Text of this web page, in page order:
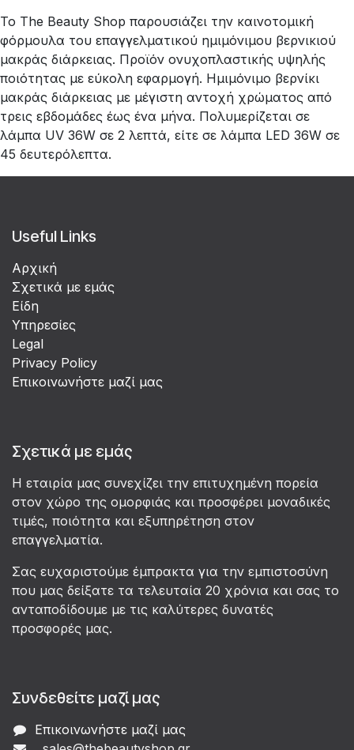
Το The Beauty Shop παρουσιάζει την καινοτομική
φόρμουλα του επαγγελματικού ημιμόνιμου βερνικιού
μακράς διάρκειας. Προϊόν ονυχοπλαστικής υψηλής
ποιότητας με εύκολη εφαρμογή. Ημιμόνιμο βερνίκι
μακράς διάρκειας με μέγιστη αντοχή χρώματος από
τρεις εβδομάδες έως ένα μήνα. Πολυμερίζεται σε
λάμπα UV 36W σε 2 λεπτά, είτε σε λάμπα LED 36W σε
45 δευτερόλεπτα.
Useful Links
Αρχική
Σχετικά με εμάς
Είδη
Υπηρεσίες
Legal
Privacy Policy
Επικοινωνήστε μαζί μας
Σχετικά με εμάς
Η εταιρία μας συνεχίζει την επιτυχημένη πορεία
στον χώρο της ομορφιάς και προσφέρει μοναδικές
τιμές, ποιότητα και εξυπηρέτηση στον
επαγγελματία.
Σας ευχαριστούμε έμπρακτα για την εμπιστοσύνη
που μας δείξατε τα τελευταία 20 χρόνια και σας το
ανταποδίδουμε με τις καλύτερες δυνατές
προσφορές μας.
Συνδεθείτε μαζί μας
Επικοινωνήστε μαζί μας